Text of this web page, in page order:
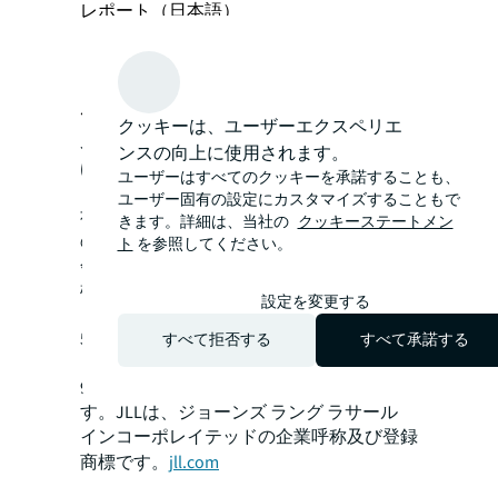
レポート（日本語）
JLLについて
JLL（ニューヨーク証券取引所上場：JLL）
は、不動産に関わるすべてのサービスをグ
ローバルに提供する総合不動産サービス会
社です。JLLは不動産市場を再考し、皆様
のアンビション実現を支援する不動産の機
会やスペースを提供するとともに、お客
様、人、コミュニティにとってよりよい明
日を築くことを目指します。フォーチュン
500に選出されているJLLは、2019年3月31
日現在、世界80ヵ国で展開、従業員約
91,000名を擁し、売上高は163億米ドルで
す。JLLは、ジョーンズ ラング ラサール
インコーポレイテッドの企業呼称及び登録
商標です。 jll.com
クッキーは、ユーザーエクスペリエ
ンスの向上に使用されます。
ユーザーはすべてのクッキーを承諾することも、
ユーザー固有の設定にカスタマイズすることもで
きます。詳細は、当社の クッキーステートメン
トを参照してください。
設定を変更する
すべて拒否する
すべて承諾する